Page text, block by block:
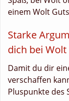
einem Wolt
Starke
dich bei Wolt
Damit du dir
verschaffen
Pluspunkte des